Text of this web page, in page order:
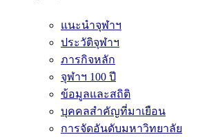
แนะนำจุฬาฯ
ประวัติจุฬาฯ
ภารกิจหลัก
จุฬาฯ 100 ปี
ข้อมูลและสถิติ
บุคคลสำคัญที่มาเยือน
การจัดอันดับมหาวิทยาลัย